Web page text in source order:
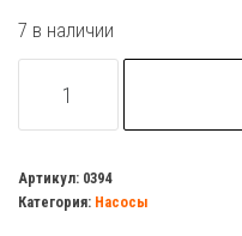
7 в наличии
товара
вибрационный
"РУЧЕЕК"
Артикул: 0394
Категория: Насосы